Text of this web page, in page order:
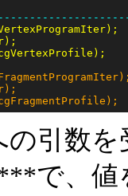
引数
で、